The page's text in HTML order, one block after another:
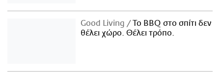
Good Living
Το BBQ στο σπίτι δεν
θέλει χώρο. Θέλει τρόπο.